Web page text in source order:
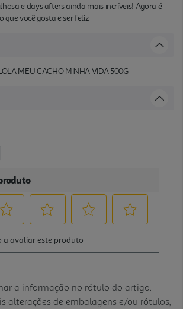
e days afters ainda mais incríveis! Agora é
você gosta e ser feliz.
MEU CACHO MINHA VIDA 500G
a informação no rótulo do artigo.
alterações de embalagens e/ou rótulos,